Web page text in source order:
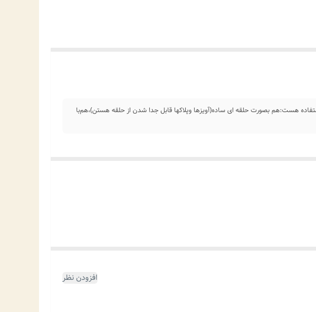
هست:هم بصورت حلقه ای ساده(آویزها وپلاکها قابل جدا شدن از حلقه هستن)،هم‌با
افزودن نظر